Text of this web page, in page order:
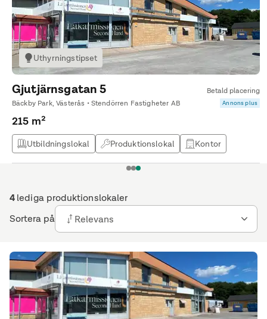
4lediga produktionslokaler
Sortera på
Relevans
Uthyrningstipset
Gjutjärnsgatan 5
Betald placering
Bäckby Park, Västerås • Stendörren Fastigheter AB
Annons plus
215 m²
Utbildningslokal Produktionslokal
Kontor
Butikslokal
123